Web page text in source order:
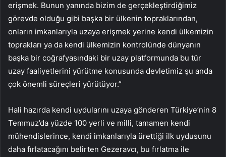
erişmek. Bunun yanında bizim de gerçekleştirdiğimiz
görevde olduğu gibi başka bir ülkenin topraklarından,
onların imkanlarıyla uzaya erişmek yerine kendi ülkemizin
toprakları ya da kendi ülkemizin kontrolünde dünyanın
başka bir coğrafyasındaki bir uzay platformunda bu tür
uzay faaliyetlerini yürütme konusunda devletimiz şu anda
çok önemli süreçleri yürütüyor.”
Hali hazırda kendi uydularını uzaya gönderen Türkiye’nin 8
Temmuz’da yüzde 100 yerli ve milli, tamamen kendi
mühendislerince, kendi imkanlarıyla ürettiği ilk uydusunu
daha fırlatacağını belirten Gezeravcı, bu fırlatma ile